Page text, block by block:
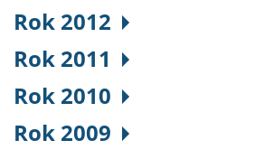
Rok 2012
Rok 2011
Rok 2010
Rok 2009